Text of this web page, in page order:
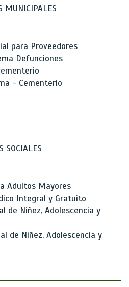
MUNICIPALES
para Proveedores
Defunciones
- Cementerio
SOCIALES
Adultos Mayores
Integral y Gratuito
de Niñez, Adolescencia y
de Niñez, Adolescencia y